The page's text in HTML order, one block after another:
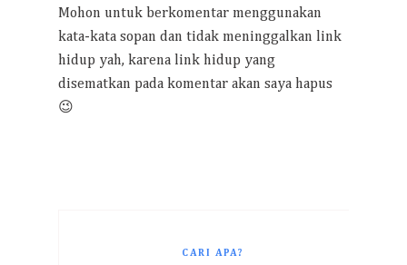
Mohon untuk berkomentar menggunakan
kata-kata sopan dan tidak meninggalkan link
hidup yah, karena link hidup yang
disematkan pada komentar akan saya hapus
😉
CARI APA?